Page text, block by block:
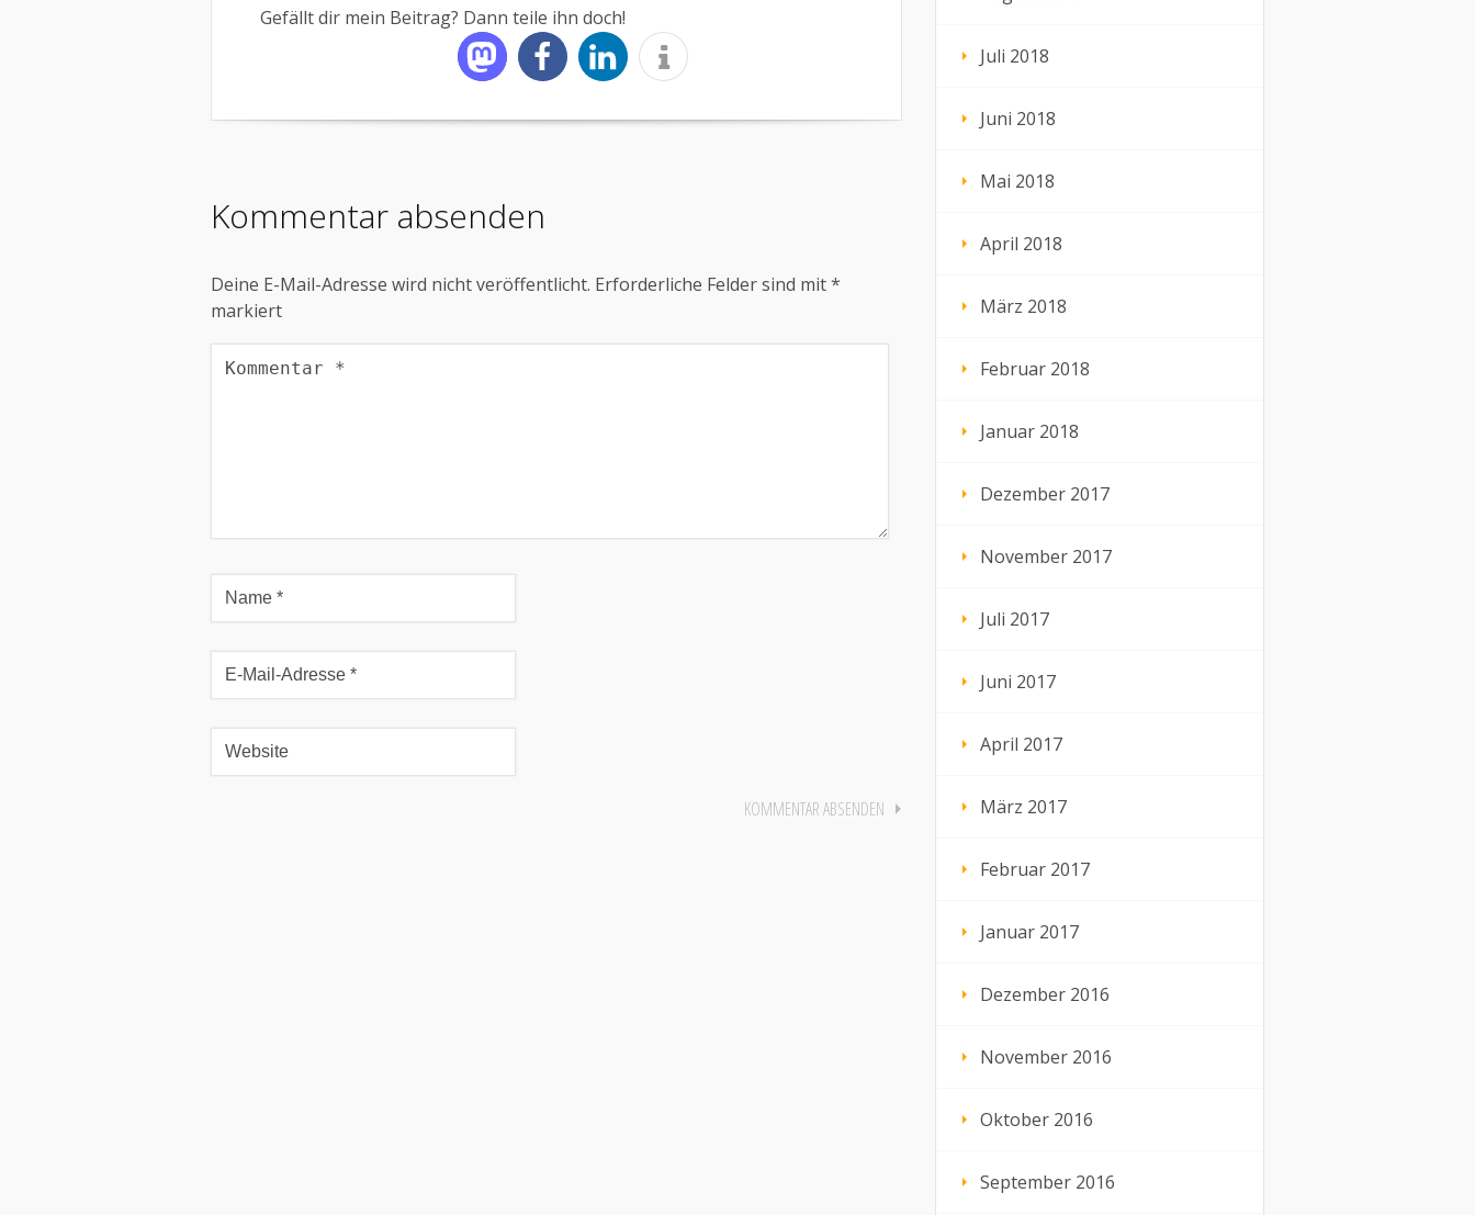
Gefällt dir mein Beitrag? Dann teile ihn doch!
Kommentar absenden
Deine E-Mail-Adresse wird nicht veröffentlicht. Erforderliche Felder sind mit*
markiert
Juli 2018
Juni 2018
Mai 2018
April 2018
März 2018
Februar 2018
Januar 2018
Dezember 2017
November 2017
Juli 2017
Juni 2017
April 2017
März 2017
Februar 2017
Januar 2017
Dezember 2016
November 2016
Oktober 2016
September 2016